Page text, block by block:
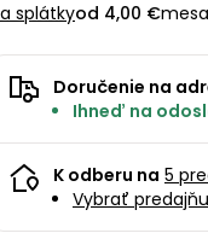
splátkyod 4,00 €
Doručenie na
Ihneď na
K odberu na 5
Vybrať predajňu